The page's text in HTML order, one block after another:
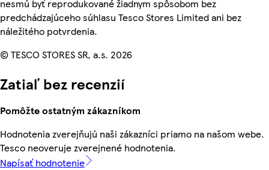
nesmú byť reprodukované žiadnym spôsobom bez
predchádzajúceho súhlasu Tesco Stores Limited ani bez
náležitého potvrdenia.
© TESCO STORES SR, a.s. 2026
Zatiaľ bez recenzií
Pomôžte ostatným zákazníkom
Hodnotenia zverejňujú naši zákazníci priamo na našom webe.
Tesco neoveruje zverejnené hodnotenia.
Napísať hodnotenie